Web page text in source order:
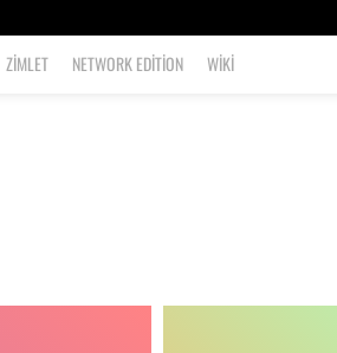
ZIMLET NETWORK EDITION WIKI